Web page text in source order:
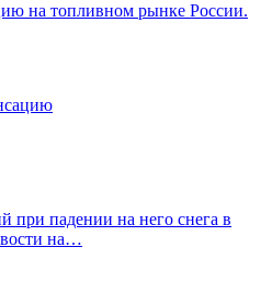
на топливном рынке России.
при падении на него снега в
на…